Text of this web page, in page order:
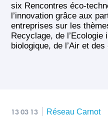
six Rencontres éco-
l’innovation grâce aux
entreprises sur les
Recyclage, de l’Ecologie
biologique, de l’Air et
13 03 13 Réseau Carnot